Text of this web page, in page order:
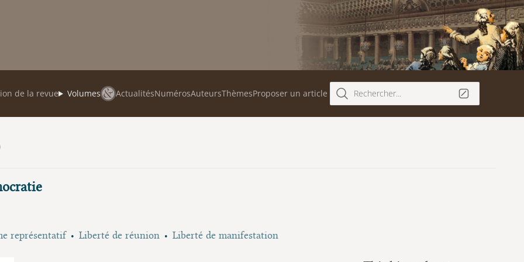
de la revue Volumes ActualitésNumérosAuteursThèmesProposer un article Rechercher...
représentatif Liberté de réunion Liberté de manifestation